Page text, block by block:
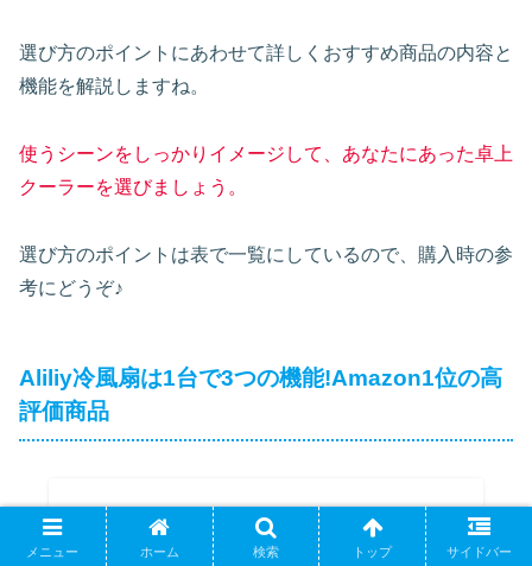
選び方のポイントにあわせて詳しくおすすめ商品の内容と
機能を解説しますね。
使うシーンをしっかりイメージして、あなたにあった卓上
クーラーを選びましょう。
選び方のポイントは表で一覧にしているので、購入時の参
考にどうぞ♪
Aliliy冷風扇は1台で3つの機能!Amazon1位の高
評価商品
メニュー ホーム 検索 トップ サイドバー